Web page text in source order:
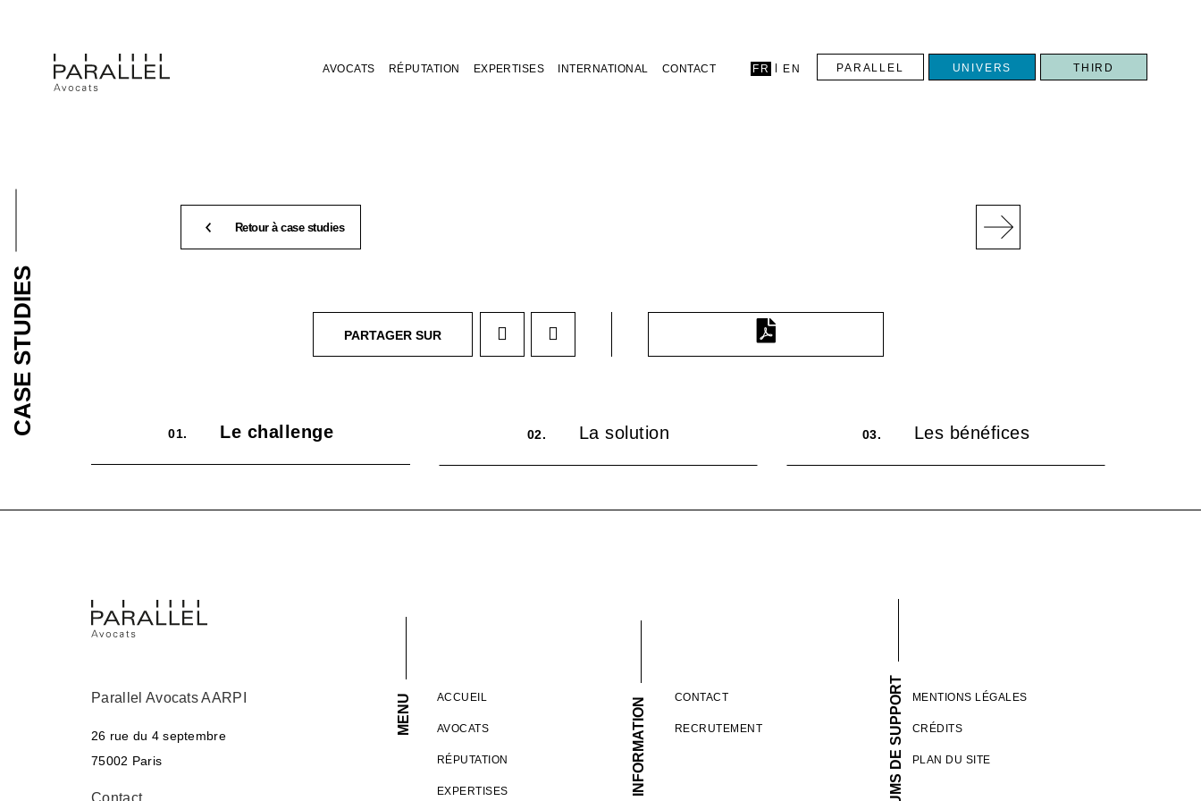
AVOCATS RÉPUTATION EXPERTISES INTERNATIONAL CONTACT FR EN PARALLEL UNIVERS THIRD
CASE STUDIES
Retour à case studies
PARTAGER SUR
01. Le challenge 02. La solution 03. Les bénéfices
Parallel Avocats AARPI
26 rue du 4 septembre
75002 Paris
Contact
MENU ACCUEIL
AVOCATS
RÉPUTATION
EXPERTISES INFORMATION CONTACT
RECRUTEMENT FORUMS DE SUPPORT MENTIONS LÉGALES
CRÉDITS
PLAN DU SITE